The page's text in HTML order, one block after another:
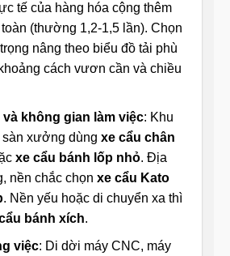
tế của hàng hóa cộng thêm
toàn (thường 1,2-1,5 lần). Chọn
nâng theo biểu đồ tải phù
cách vươn cần và chiều
không gian làm việc: Khu
xưởng dùng xe cẩu chân
xe cẩu bánh lốp nhỏ. Địa
nền chắc chọn xe cẩu Kato
. Nền yếu hoặc di chuyển xa thì
bánh xích.
việc: Di dời máy CNC, máy